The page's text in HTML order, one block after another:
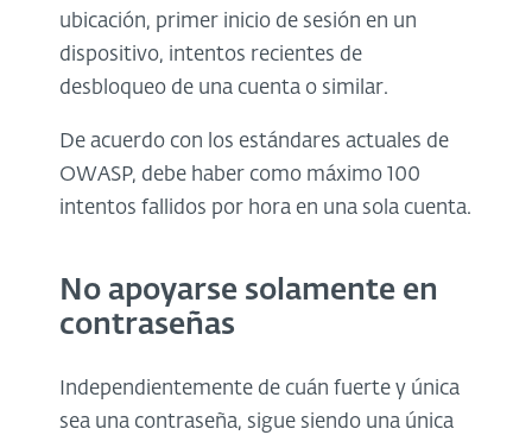
ubicación, primer inicio de sesión en un
dispositivo, intentos recientes de
desbloqueo de una cuenta o similar.
De acuerdo con los estándares actuales de
OWASP, debe haber como máximo 100
intentos fallidos por hora en una sola cuenta.
No apoyarse solamente en
contraseñas
Independientemente de cuán fuerte y única
sea una contraseña, sigue siendo una única